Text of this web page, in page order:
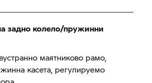
задно колело/пружинни
маятниково рамо,
касета, регулируемо